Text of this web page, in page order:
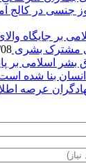
جنسی در کالج
بر جایگاه
مشترک بشری
بشر اسلامی بر
بنا شده
عرصه